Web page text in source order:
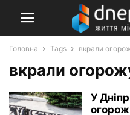
Головна Tags вкрали
вкрали
У